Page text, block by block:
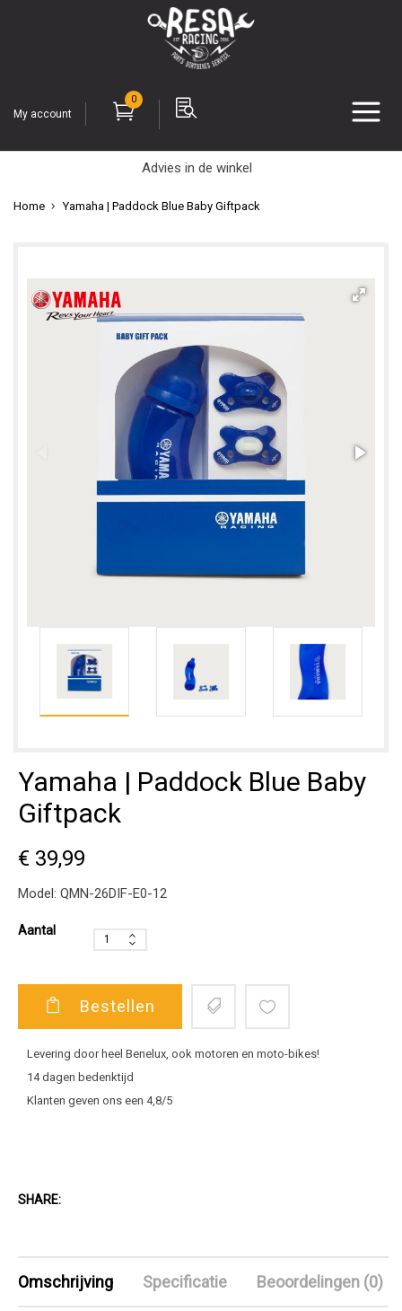
My account
0
Advies in de winkel
Home Yamaha | Paddock Blue Baby Giftpack
Yamaha | Paddock Blue Baby
Giftpack
€ 39,99
Model: QMN-26DIF-E0-12
Aantal
Bestellen
Levering door heel Benelux, ook motoren en moto-bikes!
14 dagen bedenktijd
Klanten geven ons een 4,8/5
SHARE:
Omschrijving Specificatie Beoordelingen (0)